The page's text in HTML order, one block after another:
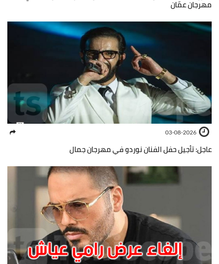
مهرجان عمّان
03-08-2026
عاجل: تأجيل حفل الفنان نوردو في مهرجان جمال